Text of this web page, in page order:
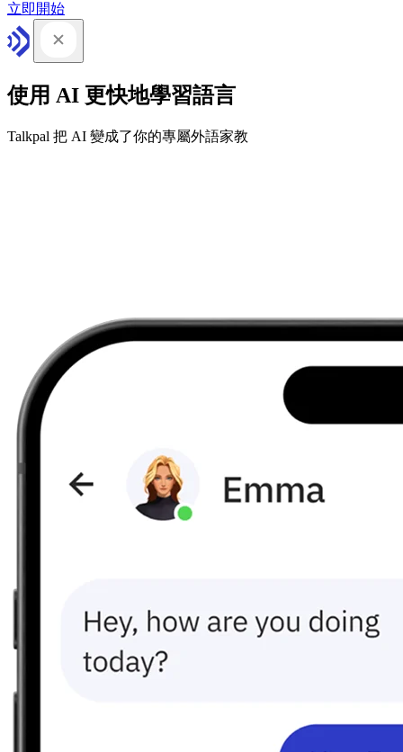
立即開始
使用 AI 更快地學習語言
Talkpal 把 AI 變成了你的專屬外語家教